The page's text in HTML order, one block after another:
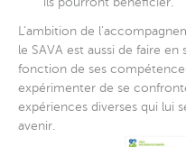
L’ambition de
le SAVA est aussi de faire
fonction de ses
expérimenter de se
expériences diverses qui lui
avenir.